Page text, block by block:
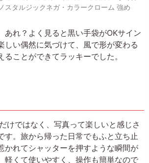
スタルジックネガ・カラークローム 強め
あれ？よく見ると黒い手袋がOKサイン
しい偶然に気づけて、風で形が変わる
ことができてラッキーでした。
けではなく、写真って楽しいと感じさ
す。旅から帰った日常でもふと立ち止
かれてシャッターを押すような瞬間が
軽くて使いやすく、操作も簡単なので